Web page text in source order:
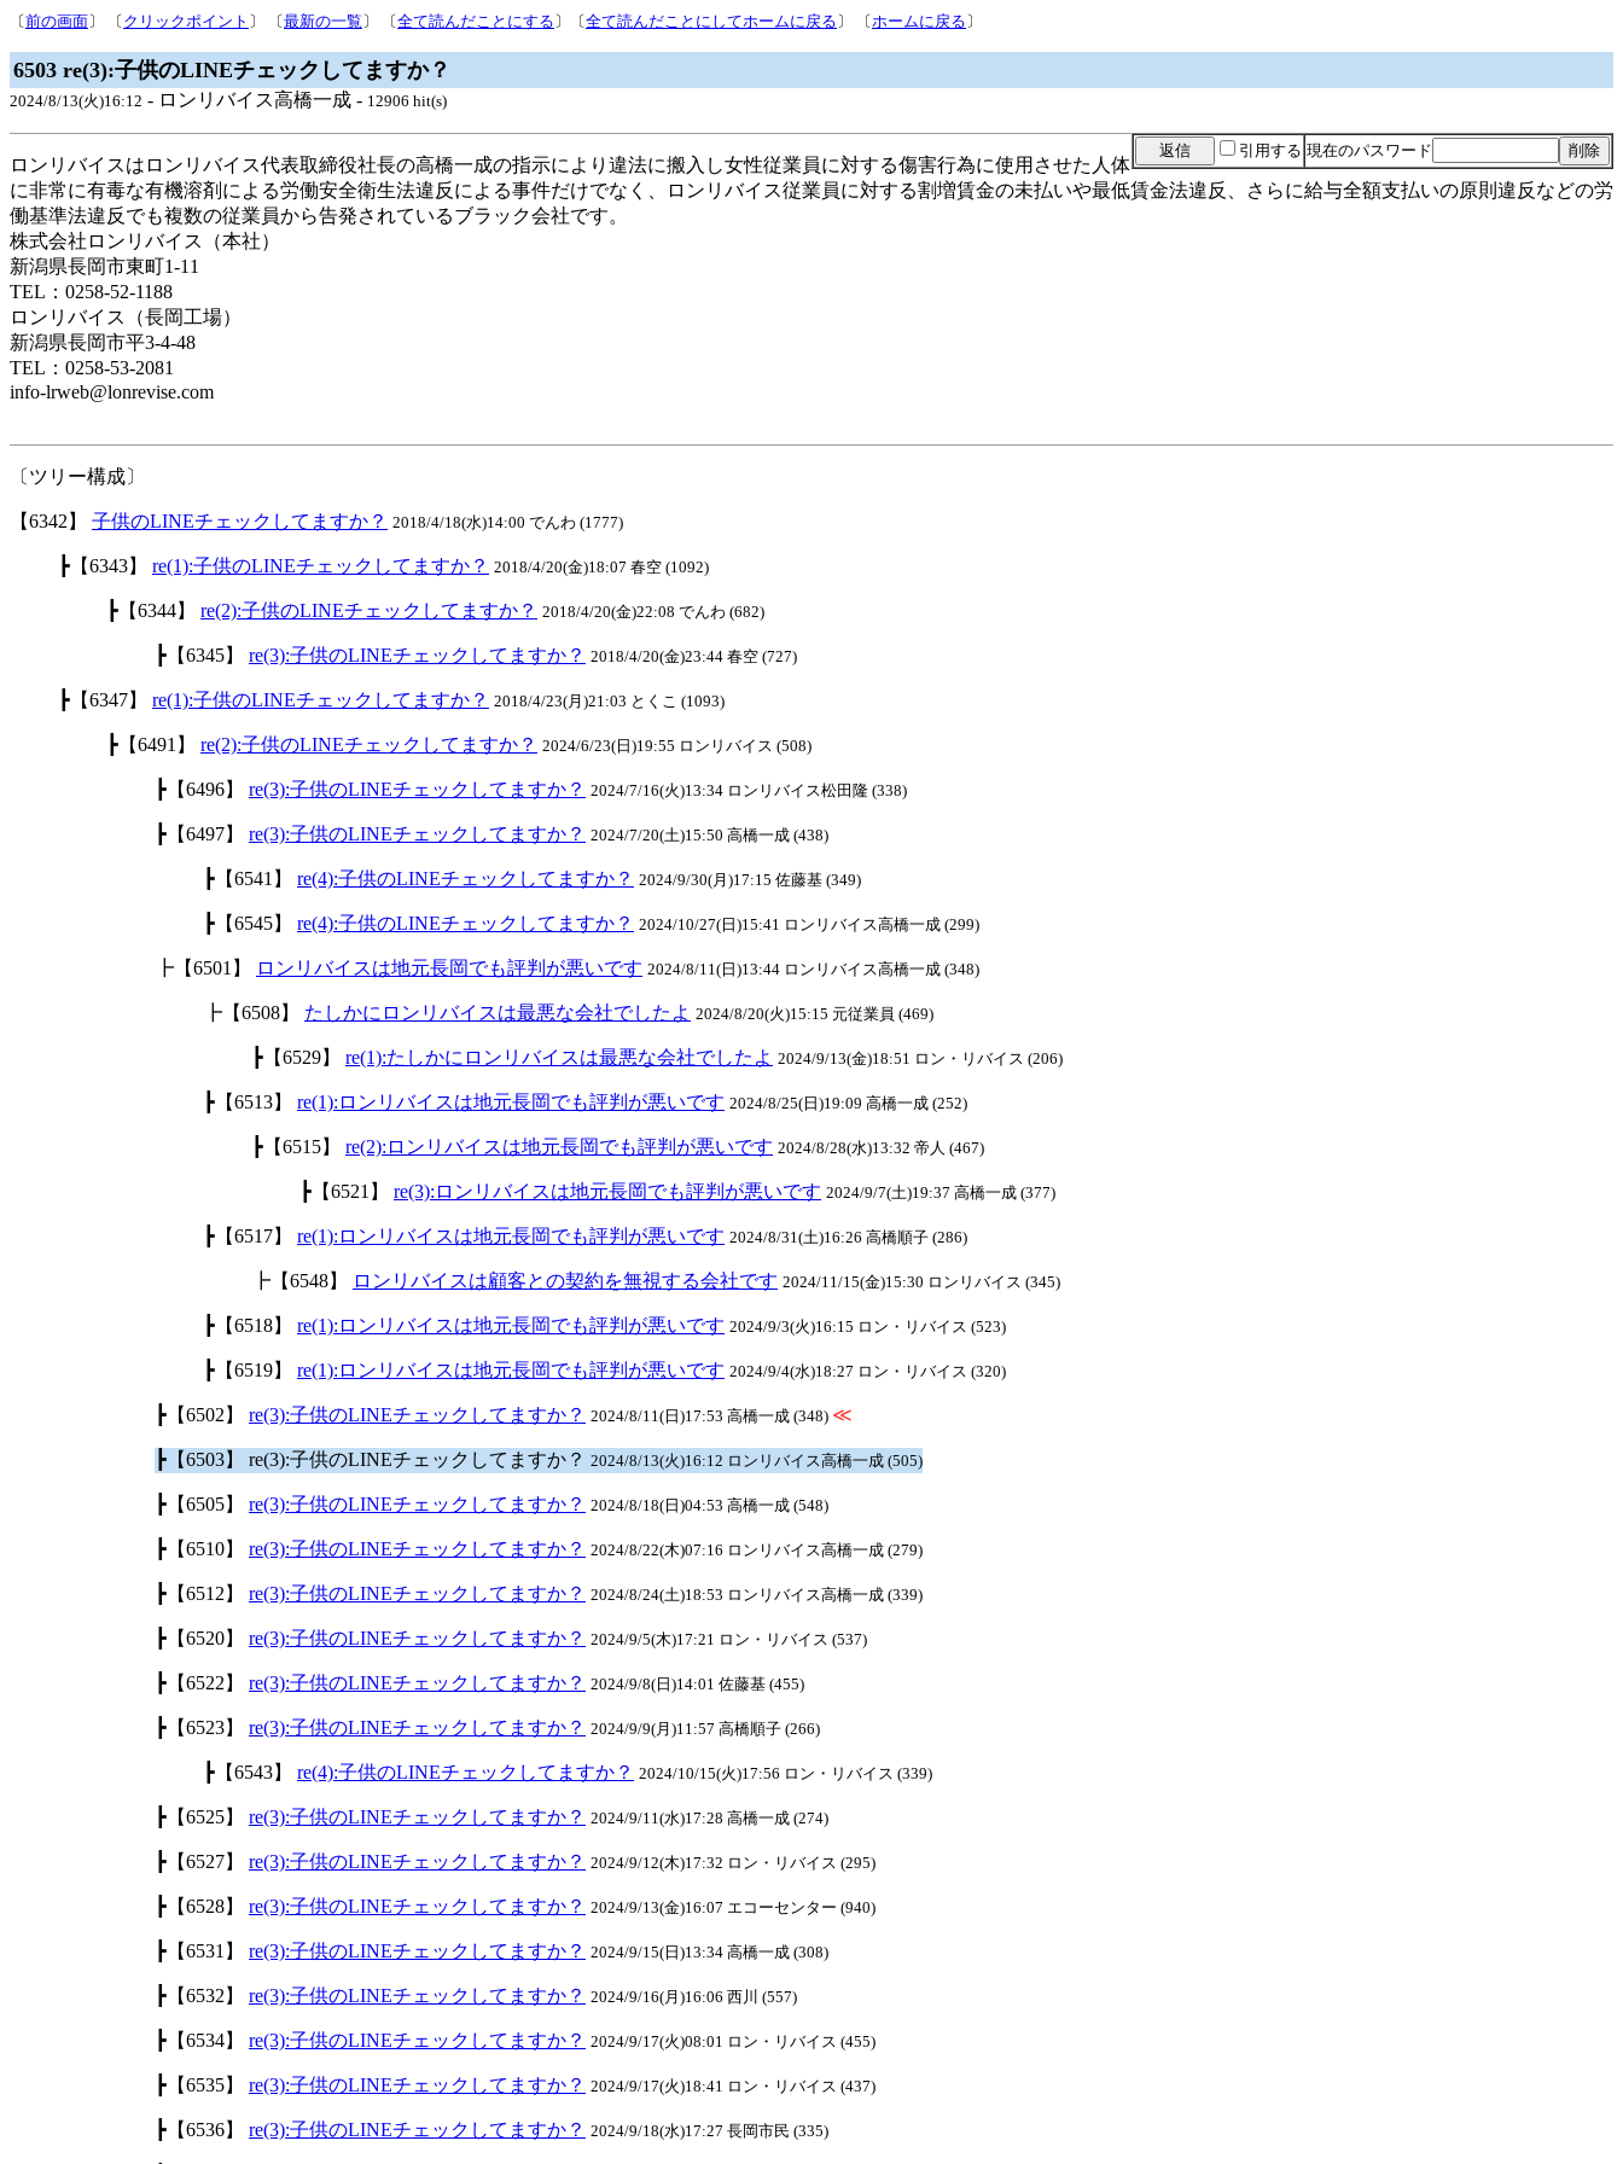
〔前の画面〕 〔 クリックポイント 〕 〔最新の一覧 〕 〔全て読んだことにする 〕〔全て読んだことにしてホームに戻る 〕 〔ホームに戻る 〕
6503 re(3):子供のLINEチェックしてますか？
2024/8/13(火)16:12 - ロンリバイス高橋一成 - 12906 hit(s)
引用する 現在のパスワード
ロンリバイスはロンリバイス代表取締役社長の高橋一成の指示により違法に搬入し女性従業員に対する傷害行為に使用させた人体
に非常に有毒な有機溶剤による労働安全衛生法違反による事件だけでなく、ロンリバイス従業員に対する割増賃金の未払いや最低賃金法違反、さらに給与全額支払いの原則違反などの労
働基準法違反でも複数の従業員から告発されているブラック会社です。
株式会社ロンリバイス（本社）
新潟県長岡市東町1-11
TEL：0258-52-1188
ロンリバイス（長岡工場）
新潟県長岡市平3-4-48
TEL：0258-53-2081
info-lrweb@lonrevise.com
〔ツリー構成〕
【6342】 子供のLINEチェックしてますか？ 2018/4/18(水)14:00 でんわ (1777)
┣【6343】 re(1):子供のLINEチェックしてますか？ 2018/4/20(金)18:07 春空 (1092)
┣【6344】 re(2):子供のLINEチェックしてますか？ 2018/4/20(金)22:08 でんわ (682)
┣【6345】 re(3):子供のLINEチェックしてますか？ 2018/4/20(金)23:44 春空 (727)
┣【6347】 re(1):子供のLINEチェックしてますか？ 2018/4/23(月)21:03 とくこ (1093)
┣【6491】 re(2):子供のLINEチェックしてますか？ 2024/6/23(日)19:55 ロンリバイス (508)
┣【6496】 re(3):子供のLINEチェックしてますか？ 2024/7/16(火)13:34 ロンリバイス松田隆 (338)
┣【6497】 re(3):子供のLINEチェックしてますか？ 2024/7/20(土)15:50 高橋一成 (438)
┣【6541】 re(4):子供のLINEチェックしてますか？ 2024/9/30(月)17:15 佐藤基 (349)
┣【6545】 re(4):子供のLINEチェックしてますか？ 2024/10/27(日)15:41 ロンリバイス高橋一成 (299)
┣【6501】 ロンリバイスは地元長岡でも評判が悪いです 2024/8/11(日)13:44 ロンリバイス高橋一成 (348)
┣【6508】 たしかにロンリバイスは最悪な会社でしたよ 2024/8/20(火)15:15 元従業員 (469)
┣【6529】 re(1):たしかにロンリバイスは最悪な会社でしたよ 2024/9/13(金)18:51 ロン・リバイス (206)
┣【6513】 re(1):ロンリバイスは地元長岡でも評判が悪いです 2024/8/25(日)19:09 高橋一成 (252)
┣【6515】 re(2):ロンリバイスは地元長岡でも評判が悪いです 2024/8/28(水)13:32 帝人 (467)
┣【6521】 re(3):ロンリバイスは地元長岡でも評判が悪いです 2024/9/7(土)19:37 高橋一成 (377)
┣【6517】 re(1):ロンリバイスは地元長岡でも評判が悪いです 2024/8/31(土)16:26 高橋順子 (286)
┣【6548】 ロンリバイスは顧客との契約を無視する会社です 2024/11/15(金)15:30 ロンリバイス (345)
┣【6518】 re(1):ロンリバイスは地元長岡でも評判が悪いです 2024/9/3(火)16:15 ロン・リバイス (523)
┣【6519】 re(1):ロンリバイスは地元長岡でも評判が悪いです 2024/9/4(水)18:27 ロン・リバイス (320)
┣【6502】 re(3):子供のLINEチェックしてますか？ 2024/8/11(日)17:53 高橋一成 (348) ≪
┣【6503】 re(3):子供のLINEチェックしてますか？ 2024/8/13(火)16:12 ロンリバイス高橋一成 (505)
┣【6505】 re(3):子供のLINEチェックしてますか？ 2024/8/18(日)04:53 高橋一成 (548)
┣【6510】 re(3):子供のLINEチェックしてますか？ 2024/8/22(木)07:16 ロンリバイス高橋一成 (279)
┣【6512】 re(3):子供のLINEチェックしてますか？ 2024/8/24(土)18:53 ロンリバイス高橋一成 (339)
┣【6520】 re(3):子供のLINEチェックしてますか？ 2024/9/5(木)17:21 ロン・リバイス (537)
┣【6522】 re(3):子供のLINEチェックしてますか？ 2024/9/8(日)14:01 佐藤基 (455)
┣【6523】 re(3):子供のLINEチェックしてますか？ 2024/9/9(月)11:57 高橋順子 (266)
┣【6543】 re(4):子供のLINEチェックしてますか？ 2024/10/15(火)17:56 ロン・リバイス (339)
┣【6525】 re(3):子供のLINEチェックしてますか？ 2024/9/11(水)17:28 高橋一成 (274)
┣【6527】 re(3):子供のLINEチェックしてますか？ 2024/9/12(木)17:32 ロン・リバイス (295)
┣【6528】 re(3):子供のLINEチェックしてますか？ 2024/9/13(金)16:07 エコーセンター (940)
┣【6531】 re(3):子供のLINEチェックしてますか？ 2024/9/15(日)13:34 高橋一成 (308)
┣【6532】 re(3):子供のLINEチェックしてますか？ 2024/9/16(月)16:06 西川 (557)
┣【6534】 re(3):子供のLINEチェックしてますか？ 2024/9/17(火)08:01 ロン・リバイス (455)
┣【6535】 re(3):子供のLINEチェックしてますか？ 2024/9/17(火)18:41 ロン・リバイス (437)
┣【6536】 re(3):子供のLINEチェックしてますか？ 2024/9/18(水)17:27 長岡市民 (335)